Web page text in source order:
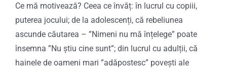
Ce mă motivează? Ceea ce învăț: în lucrul cu copiii,
puterea jocului; de la adolescenți, că rebeliunea
ascunde căutarea – ”Nimeni nu mă înțelege” poate
însemna ”Nu știu cine sunt”; din lucrul cu adulții, că
hainele de oameni mari ”adăpostesc” povești ale